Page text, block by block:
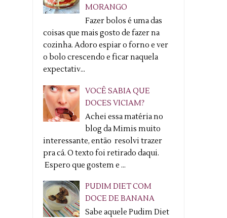
MORANGO
Fazer bolos é uma das
coisas que mais gosto de fazer na
cozinha. Adoro espiar o forno e ver
o bolo crescendo e ficar naquela
expectativ...
VOCÊ SABIA QUE
DOCES VICIAM?
Achei essa matéria no
blog da Mimis muito
interessante, então resolvi trazer
pra cá. O texto foi retirado daqui.
Espero que gostem e ...
PUDIM DIET COM
DOCE DE BANANA
Sabe aquele Pudim Diet